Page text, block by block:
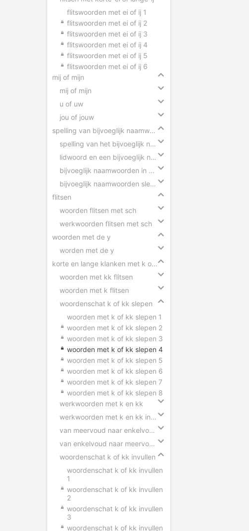
flitswoorden met ei of ij 1
flitswoorden met ei of ij 2
flitswoorden met ei of ij 3
flitswoorden met ei of ij 4
flitswoorden met ei of ij 5
flitswoorden met ei of ij 6
mij of mijn
mij of mijn
u of uw
jou of jouw
spelling van bijvoeglijk naamwoorden
spelling van het bijvoeglijk naamwoord
lidwoord en een bijvoeglijk naamwoord
bijvoeglijk naamwoorden in zinnen
bijvoeglijk naamwoorden slepen
flitsen
woorden flitsen met sch
werkwoorden flitsen met sch
woorden met de y
worden met de y
korte en lange klanken met k of kk
woorden met kk flitsen
woorden met k flitsen
woordenschat k of kk slepen
woorden met k of kk slepen 1
woorden met k of kk slepen 2
woorden met k of kk slepen 3
woorden met k of kk slepen 4
woorden met k of kk slepen 5
woorden met k of kk slepen 6
woorden met k of kk slepen 7
woorden met k of kk slepen 8
werkwoorden met k en kk
werkwoorden met k en kk invullen
van meervoud naar enkelvoud k en kk
van enkelvoud naar meervoud k en kk
woordenschat k of kk invullen
woordenschat k of kk invullen
1
woordenschat k of kk invullen
2
woordenschat k of kk invullen
3
woordenschat k of kk invullen